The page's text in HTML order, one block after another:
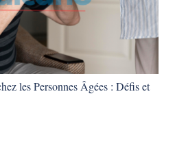
les Personnes Âgées : Défis et